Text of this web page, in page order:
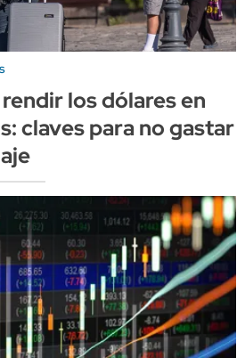
los dólares en
claves para no gastar